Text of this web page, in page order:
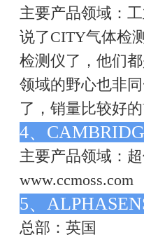
主要产品领域：
说了CITY气体检
检测仪了，他们
领域的野心也非
了，销量比较好
4、
主要产品领域：
www.ccmoss.com
5、
总部：英国